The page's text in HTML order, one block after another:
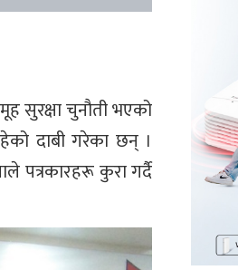
सुरक्षा चुनौती भएको
दाबी गरेका छन् ।
पत्रकारहरू कुरा गर्दै